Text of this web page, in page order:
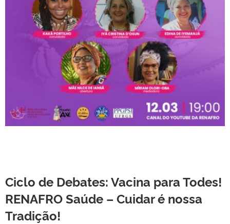
Ciclo de Debates:Vacina para Todes!
RENAFRO Saúde – Cuidar é nossa
Tradição!